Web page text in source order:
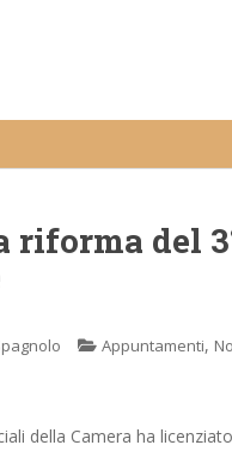
riforma del
Appuntamenti,
della Camera ha